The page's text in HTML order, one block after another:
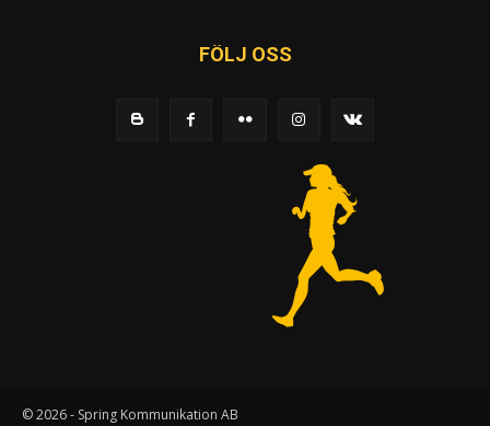
FÖLJ OSS
© 2026 - Spring Kommunikation AB